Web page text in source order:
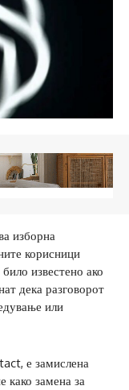
изборна
корисници
известено ако
дека разговорот
или
е замислена
како замена за